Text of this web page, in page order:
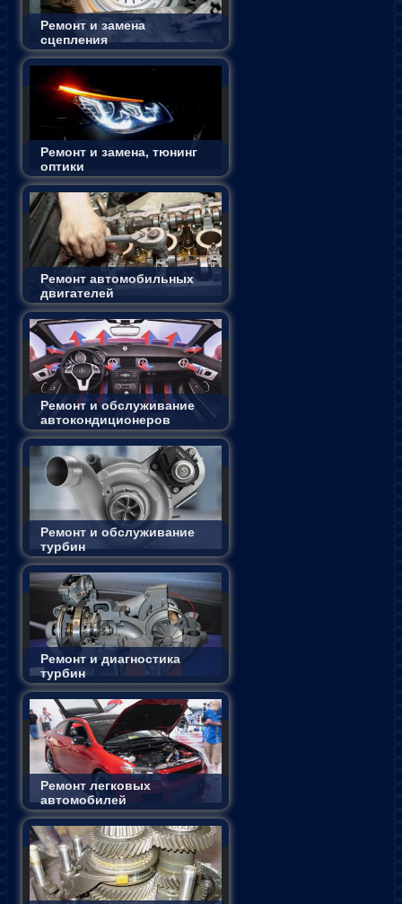
Ремонт и замена
сцепления
Ремонт и замена, тюнинг
оптики
Ремонт автомобильных
двигателей
Ремонт и обслуживание
автокондиционеров
Ремонт и обслуживание
турбин
Ремонт и диагностика
турбин
Ремонт легковых
автомобилей